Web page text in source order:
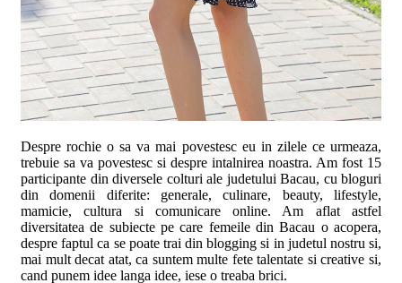
Despre rochie o sa va mai povestesc eu in zilele ce urmeaza,
trebuie sa va povestesc si despre intalnirea noastra. Am fost 15
participante din diversele colturi ale judetului Bacau, cu bloguri
din domenii diferite: generale, culinare, beauty, lifestyle,
mamicie, cultura si comunicare online. Am aflat astfel
diversitatea de subiecte pe care femeile din Bacau o acopera,
despre faptul ca se poate trai din blogging si in judetul nostru si,
mai mult decat atat, ca suntem multe fete talentate si creative si,
cand punem idee langa idee, iese o treaba brici.